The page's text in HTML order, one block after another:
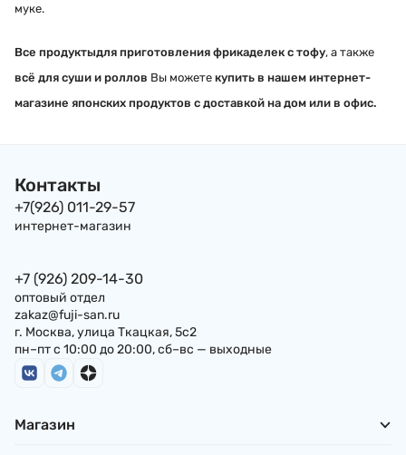
муке.
Все продуктыдля приготовления фрикаделек с тофу, а также
всё для суши и роллов Вы можете купить в нашем интернет-
магазине японских продуктов с доставкой на дом или в офис.
Контакты
+7(926) 011-29-57
интернет-магазин
+7 (926) 209-14-30
оптовый отдел
zakaz@fuji-san.ru
г. Москва, улица Ткацкая, 5с2
пн–пт с 10:00 до 20:00, сб–вс — выходные
Магазин